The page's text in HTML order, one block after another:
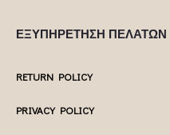
ΕΞΥΠΗΡΕΤΗΣΗ ΠΕΛΑΤΩΝ
RETURN POLICY
PRIVACY POLICY